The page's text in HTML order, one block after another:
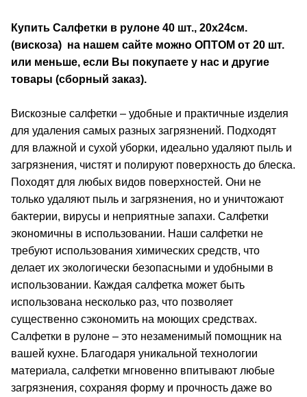
Купить Салфетки в рулоне 40 шт., 20х24см.
(вискоза) на нашем сайте можно ОПТОМ от 20 шт.
или меньше, если Вы покупаете у нас и другие
товары (сборный заказ).
Вискозные салфетки – удобные и практичные изделия
для удаления самых разных загрязнений. Подходят
для влажной и сухой уборки, идеально удаляют пыль и
загрязнения, чистят и полируют поверхность до блеска.
Походят для любых видов поверхностей. Они не
только удаляют пыль и загрязнения, но и уничтожают
бактерии, вирусы и неприятные запахи. Салфетки
экономичны в использовании. Наши салфетки не
требуют использования химических средств, что
делает их экологически безопасными и удобными в
использовании. Каждая салфетка может быть
использована несколько раз, что позволяет
существенно сэкономить на моющих средствах.
Салфетки в рулоне – это незаменимый помощник на
вашей кухне. Благодаря уникальной технологии
материала, салфетки мгновенно впитывают любые
загрязнения, сохраняя форму и прочность даже во